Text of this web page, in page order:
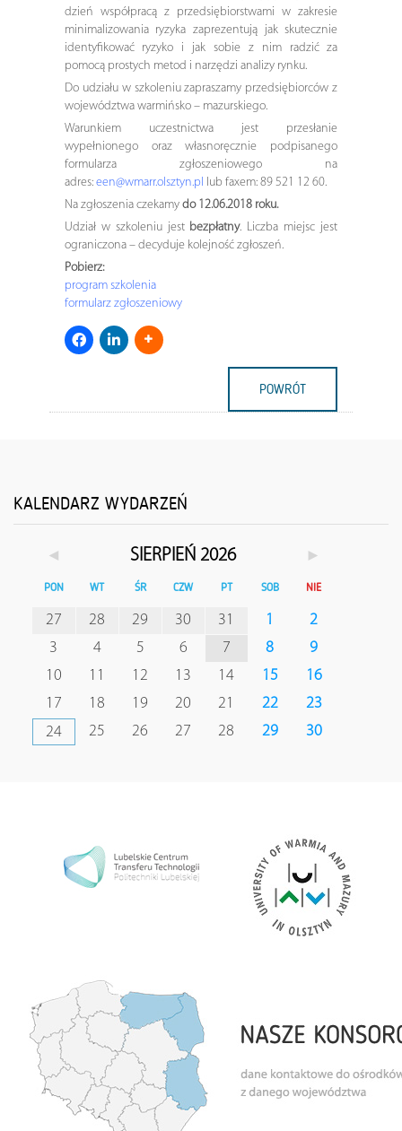
dzień współpracą z przedsiębiorstwami w zakresie
minimalizowania ryzyka zaprezentują jak skutecznie
identyfikować ryzyko i jak sobie z nim radzić za
pomocą prostych metod i narzędzi analizy rynku.
Do udziału w szkoleniu zapraszamy przedsiębiorców z
województwa warmińsko – mazurskiego.
Warunkiem uczestnictwa jest przesłanie
wypełnionego oraz własnoręcznie podpisanego
formularza zgłoszeniowego na
adres: een@wmarr.olsztyn.pl
lub faxem: 89 521 12 60.
Na zgłoszenia czekamy do 12.06.2018 roku.
Udział w szkoleniu jest bezpłatny. Liczba miejsc jest
ograniczona – decyduje kolejność zgłoszeń.
Pobierz:
program szkolenia
formularz zgłoszeniowy
POWRÓT
KALENDARZ WYDARZEŃ
◄ SIERPIEŃ 2026 ►
PON WT ŚR CZW PT SOB NIE
27 28 29 30 31 1
2
3
4 5 6 7 8
9
10
11 12 13 14 15
16
17
18 19 20 21 22
23
24
25 26 27 28 29 30